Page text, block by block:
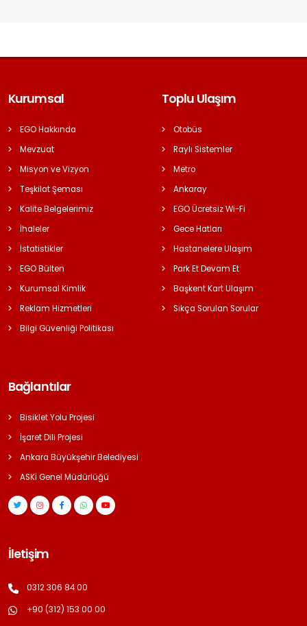
Kurumsal
EGO Hakkında
Mevzuat
Misyon ve Vizyon
Teşkilat Şeması
Kalite Belgelerimiz
İhaleler
İstatistikler
EGO Bülten
Kurumsal Kimlik
Reklam Hizmetleri
Bilgi Güvenliği Politikası
Toplu Ulaşım
Otobüs
Raylı Sistemler
Metro
Ankaray
EGO Ücretsiz Wi-Fi
Gece Hatları
Hastanelere Ulaşım
Park Et Devam Et
Başkent Kart Ulaşım
Sıkça Sorulan Sorular
Bağlantılar
Bisiklet Yolu Projesi
İşaret Dili Projesi
Ankara Büyükşehir Belediyesi
ASKİ Genel Müdürlüğü
İletişim
0312 306 84 00
+90 (312) 153 00 00